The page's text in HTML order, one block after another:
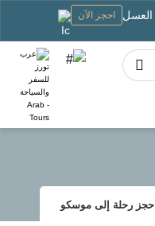
احجز الآن
حجز رحلة إلى موسكو